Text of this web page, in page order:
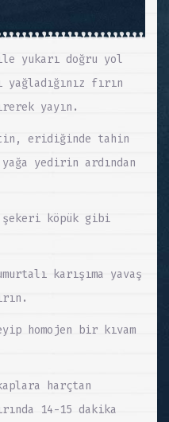
yukarı doğru yol
fırın
yayın.
eridiğinde tahin
yedirin ardından
köpük gibi
karışıma yavaş
homojen bir kıvam
harçtan
14-15 dakika